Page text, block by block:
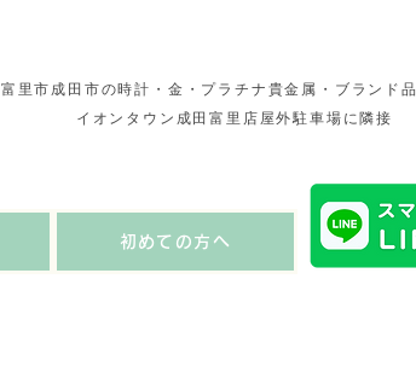
富里市成田市の時計・金・プラチナ貴金属・ブランド
イオンタウン成田富里店屋外駐車場に隣接
初めての方へ